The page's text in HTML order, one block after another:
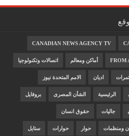
CANADIAN NEWS AGENCY TV
FROM أماكن ومعالم اتصالات وتكنولوجيا
اديان الامم المتحدة نيوز
الرئيسية الشأن المصرى بروفايل
جاليات حقوق انسان
ومنظمات حوار حوارات ستايل